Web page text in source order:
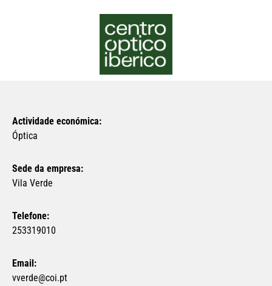
Actividade económica:
Óptica
Sede da empresa:
Vila Verde
Telefone:
253319010
Email:
vverde@coi.pt